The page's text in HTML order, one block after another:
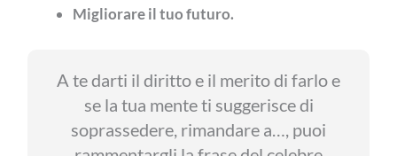
Migliorare il tuo futuro.
A te darti il diritto e il merito di farlo e
se la tua mente ti suggerisce di
soprassedere, rimandare a…, puoi